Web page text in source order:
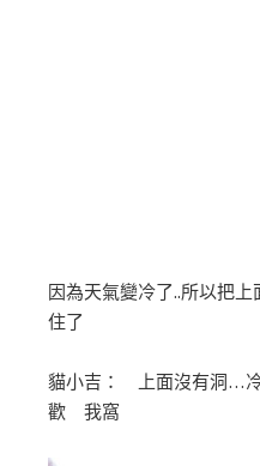
因為天氣變冷了..所以把
住了
貓小吉： 上面沒有洞…
歡 我窩